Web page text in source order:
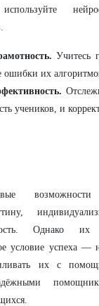
Учитесь
ошибки их
учеников, и
Однако
условие успеха —
их с